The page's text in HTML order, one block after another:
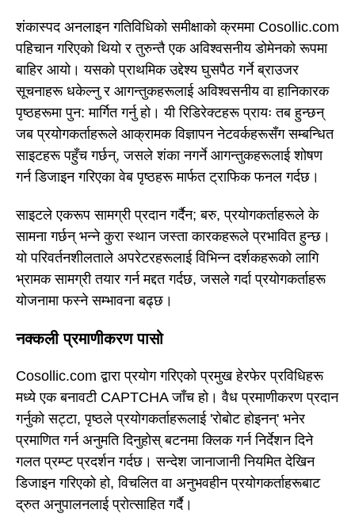
शंकास्पद अनलाइन गतिविधिको समीक्षाको क्रममा Cosollic.com
पहिचान गरिएको थियो र तुरुन्तै एक अविश्वसनीय डोमेनको रूपमा
बाहिर आयो। यसको प्राथमिक उद्देश्य घुसपैठ गर्ने ब्राउजर
सूचनाहरू धकेल्नु र आगन्तुकहरूलाई अविश्वसनीय वा हानिकारक
पृष्ठहरूमा पुन: मार्गित गर्नु हो। यी रिडिरेक्टहरू प्रायः तब हुन्छन्
जब प्रयोगकर्ताहरूले आक्रामक विज्ञापन नेटवर्कहरूसँग सम्बन्धित
साइटहरू पहुँच गर्छन्, जसले शंका नगर्ने आगन्तुकहरूलाई शोषण
गर्न डिजाइन गरिएका वेब पृष्ठहरू मार्फत ट्राफिक फनल गर्दछ।
साइटले एकरूप सामग्री प्रदान गर्दैन; बरु, प्रयोगकर्ताहरूले के
सामना गर्छन् भन्ने कुरा स्थान जस्ता कारकहरूले प्रभावित हुन्छ।
यो परिवर्तनशीलताले अपरेटरहरूलाई विभिन्न दर्शकहरूको लागि
भ्रामक सामग्री तयार गर्न मद्दत गर्दछ, जसले गर्दा प्रयोगकर्ताहरू
योजनामा फस्ने सम्भावना बढ्छ।
नक्कली प्रमाणीकरण पासो
Cosollic.com द्वारा प्रयोग गरिएको प्रमुख हेरफेर प्रविधिहरू
मध्ये एक बनावटी CAPTCHA जाँच हो। वैध प्रमाणीकरण प्रदान
गर्नुको सट्टा, पृष्ठले प्रयोगकर्ताहरूलाई 'रोबोट होइनन्' भनेर
प्रमाणित गर्न अनुमति दिनुहोस् बटनमा क्लिक गर्न निर्देशन दिने
गलत प्रम्प्ट प्रदर्शन गर्दछ। सन्देश जानाजानी नियमित देखिन
डिजाइन गरिएको हो, विचलित वा अनुभवहीन प्रयोगकर्ताहरूबाट
द्रुत अनुपालनलाई प्रोत्साहित गर्दै।